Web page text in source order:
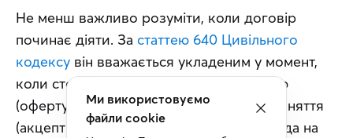
Не менш важливо розуміти, коли договір
починає діяти. За статтею 640 Цивільного
кодексу він вважається укладеним у момент,
коли сторона, яка надіслала пропозицію
(оферту), отримала відповідь про її прийняття
(акцепт), тобто коли є підтверджена згода на